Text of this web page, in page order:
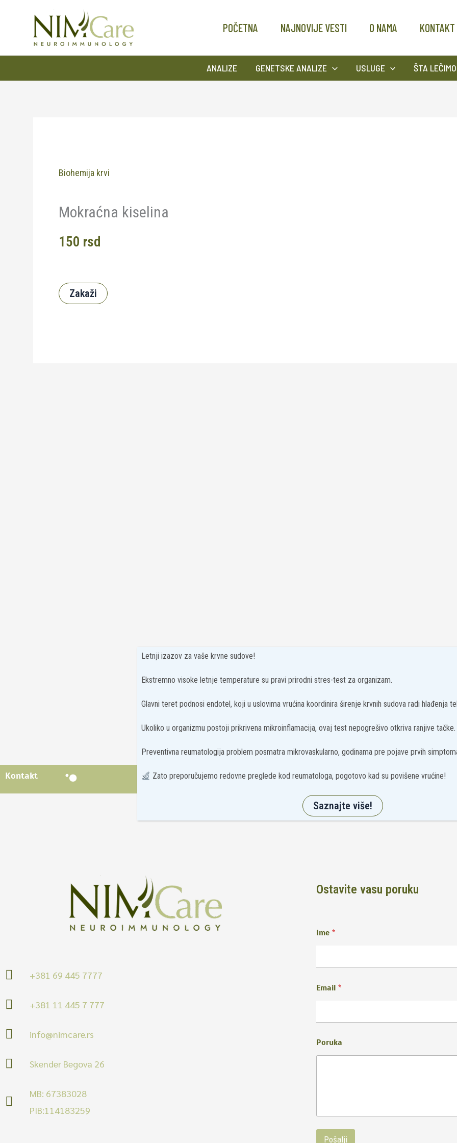
POČETNA NAJNOVIJE VESTI O NAMA KONTAKT
ANALIZE GENETSKE ANALIZE USLUGE ŠTA
Biohemija krvi
Mokraćna kiselina
150 rsd
Zakaži
Kontakt
+381 69 445 7777
+381 11 445 7 777
info@nimcare.rs
Skender Begova 26
MB: 67383028
PIB:114183259
Ostavite vasu poruku
Ime *
Email *
Poruka
Pošalji
Letnji izazov za vaše krvne sudove!
Ekstremno visoke letnje temperature su pravi prirodni stres-test za organizam.
Glavni teret podnosi endotel, koji u uslovima vrućina koordinira širenje krvnih sudova radi hlađenja
Ukoliko u organizmu postoji prikrivena mikroinflamacija, ovaj test nepogrešivo otkriva ranjive tačke.
Preventivna reumatologija problem posmatra mikrovaskularno, godinama pre pojave prvih
Zato preporučujemo redovne preglede kod reumatologa, pogotovo kad su povišene vrućine!
Saznajte više!